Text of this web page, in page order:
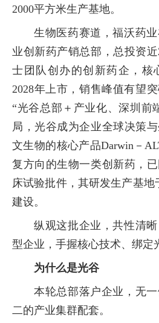
2000平方米生产基地。
生物医药赛道，福沃药
业创新药产销总部，总投资
士团队创办的创新药企，核
2028年上市，销售峰值有望
“光谷总部＋产业化、深圳前
局，光谷成为企业全球决策
文生物的核心产品Darwin－
复方向的生物一类创新药，
床试验批件，其研发生产基地
建设。
纵观这批企业，共性清
型企业，手握核心技术、绑定
为什么是光谷
本轮总部落户企业，无
二的产业集群配套。